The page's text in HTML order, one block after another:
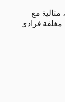
مع
مغلفة فرادى